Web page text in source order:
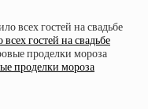
гостей на свадьбе
проделки мороза